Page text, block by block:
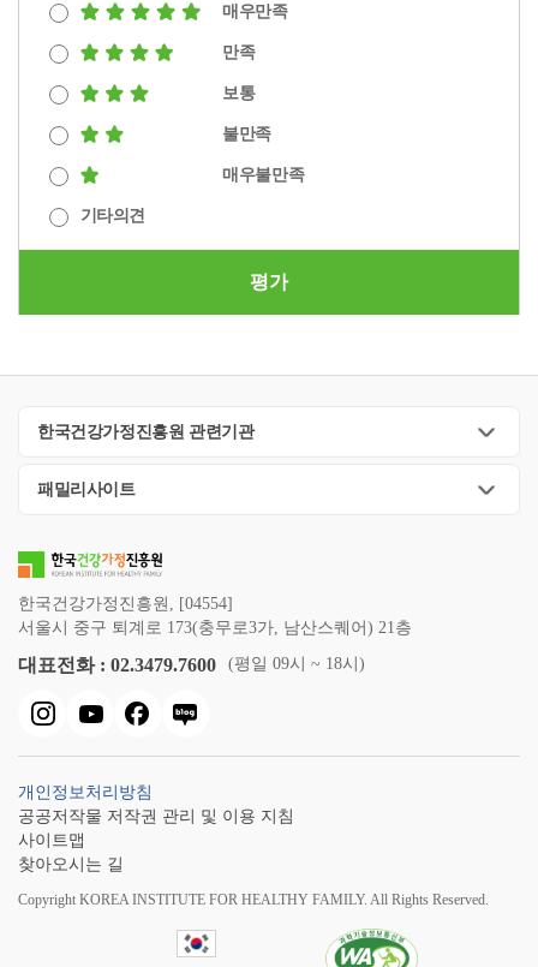
매우만족
만족
보통
불만족
매우불만족
기타의견
평가
한국건강가정진흥원 관련기관
패밀리사이트
한국건강가정진흥원, [04554]
서울시 중구 퇴계로 173(충무로3가, 남산스퀘어) 21층
대표전화 : 02.3479.7600 (평일 09시 ~ 18시)
개인정보처리방침
공공저작물 저작권 관리 및 이용 지침
사이트맵
찾아오시는 길
Copyright KOREA INSTITUTE FOR HEALTHY FAMILY. All Rights Reserved.